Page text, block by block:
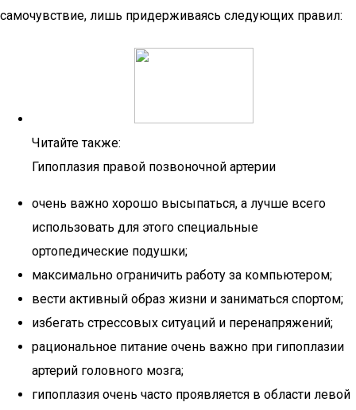
самочувствие, лишь придерживаясь следующих правил:
Читайте также:
Гипоплазия правой позвоночной артерии
очень важно хорошо высыпаться, а лучше всего
использовать для этого специальные
ортопедические подушки;
максимально ограничить работу за компьютером;
вести активный образ жизни и заниматься спортом;
избегать стрессовых ситуаций и перенапряжений;
рациональное питание очень важно при гипоплазии
артерий головного мозга;
гипоплазия очень часто проявляется в области левой